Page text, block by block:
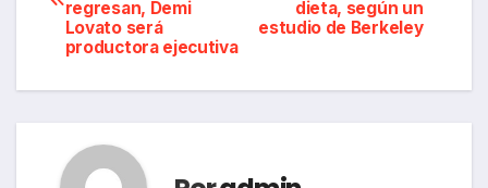
entradas
dieta, según un
estudio de Berkeley
regresan, Demi
Lovato será
productora ejecutiva